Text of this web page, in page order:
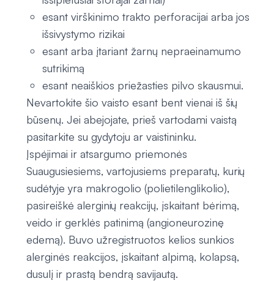
esant virškinimo trakto perforacijai arba jos
išsivystymo rizikai
esant arba įtariant žarnų nepraeinamumo
sutrikimą
esant neaiškios priežasties pilvo skausmui.
Nevartokite šio vaisto esant bent vienai iš šių
būsenų. Jei abejojate, prieš vartodami vaistą
pasitarkite su gydytoju ar vaistininku.
Įspėjimai ir atsargumo priemonės
Suaugusiesiems, vartojusiems preparatų, kurių
sudėtyje yra makrogolio (polietilenglikolio),
pasireiškė alerginių reakcijų, įskaitant bėrimą,
veido ir gerklės patinimą (angioneurozinę
edemą). Buvo užregistruotos kelios sunkios
alerginės reakcijos, įskaitant alpimą, kolapsą,
dusulį ir prastą bendrą savijautą.